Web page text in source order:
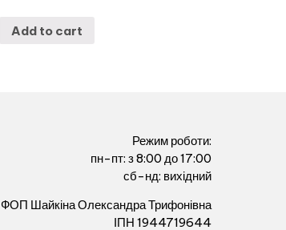
Add to cart
Режим роботи:
пн-пт: з 8:00 до 17:00
сб-нд: вихідний
ФОП Шайкіна Олександра Трифонівна
ІПН 1944719644